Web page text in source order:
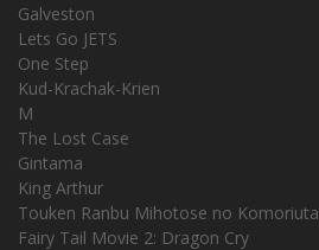
Galveston
Lets Go JETS
One Step
Kud-Krachak-Krien
M
The Lost Case
Gintama
King Arthur
Touken Ranbu Mihotose no Komoriuta
Fairy Tail Movie 2: Dragon Cry